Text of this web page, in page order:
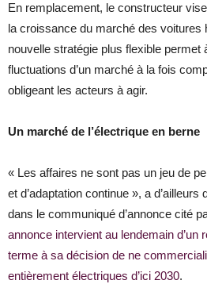
En remplacement, le constructeur
la croissance du marché des voitures
nouvelle stratégie plus flexible permet
fluctuations d’un marché à la fois
obligeant les acteurs à agir.
Un marché de l’électrique en berne
« Les affaires ne sont pas un jeu de
et d’adaptation continue », a
dans le communiqué d’annonce cité
annonce intervient au lendemain d’un
terme à sa décision de ne
entièrement électriques d’ici 2030.